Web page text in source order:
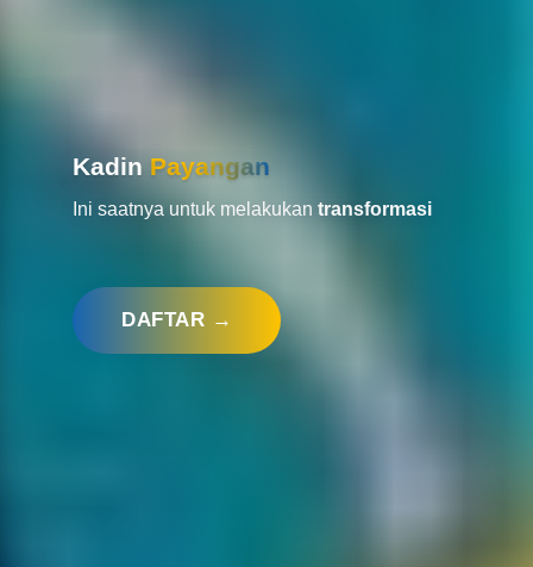
Kadin Payangan
Ini saatnya untuk melakukantransformasi
DAFTAR →